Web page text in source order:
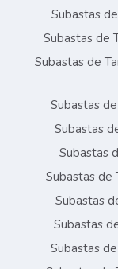
Subastas
Subastas de
Subastas de
Subastas
Subastas
Subastas
Subastas de
Subastas
Subastas
Subastas